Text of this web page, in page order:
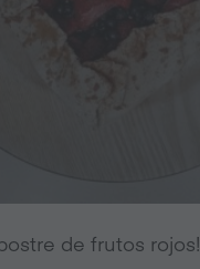
de frutos rojos!